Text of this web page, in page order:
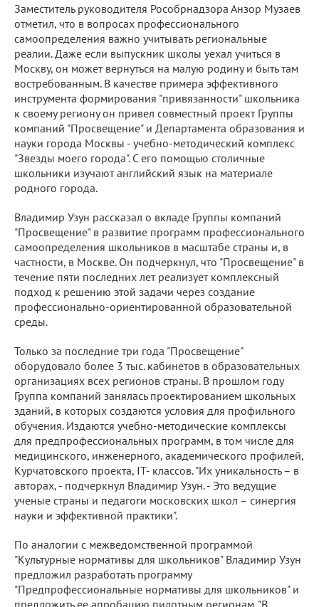
Заместитель руководителя Рособрнадзора Анзор Музаев
отметил, что в вопросах профессионального
самоопределения важно учитывать региональные
реалии. Даже если выпускник школы уехал учиться в
Москву, он может вернуться на малую родину и быть там
востребованным. В качестве примера эффективного
инструмента формирования "привязанности" школьника
к своему региону он привел совместный проект Группы
компаний "Просвещение" и Департамента образования и
науки города Москвы - учебно-методический комплекс
"Звезды моего города". С его помощью столичные
школьники изучают английский язык на материале
родного города.
Владимир Узун рассказал о вкладе Группы компаний
"Просвещение" в развитие программ профессионального
самоопределения школьников в масштабе страны и, в
частности, в Москве. Он подчеркнул, что "Просвещение" в
течение пяти последних лет реализует комплексный
подход к решению этой задачи через создание
профессионально-ориентированной образовательной
среды.
Только за последние три года "Просвещение"
оборудовало более 3 тыс. кабинетов в образовательных
организациях всех регионов страны. В прошлом году
Группа компаний занялась проектированием школьных
зданий, в которых создаются условия для профильного
обучения. Издаются учебно-методические комплексы
для предпрофессиональных программ, в том числе для
медицинского, инженерного, академического профилей,
Курчатовского проекта, IT- классов. "Их уникальность – в
авторах, - подчеркнул Владимир Узун. - Это ведущие
ученые страны и педагоги московских школ – синергия
науки и эффективной практики".
По аналогии с межведомственной программой
"Культурные нормативы для школьников" Владимир Узун
предложил разработать программу
"Предпрофессиональные нормативы для школьников" и
предложить ее апробацию пилотным регионам. "В